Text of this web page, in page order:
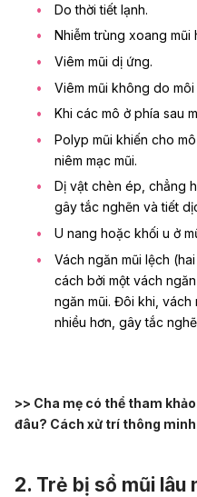
Do thời tiết lạnh.
Nhiễm trùng xoang mũi
Viêm mũi dị ứng.
Viêm mũi không do
Khi các mô ở phía sau
Polyp mũi khiến cho
niêm mạc mũi.
Dị vật chèn ép, chẳng
gây tắc nghẽn và tiết
U nang hoặc khối u ở
Vách ngăn mũi lệch
cách bởi một vách
ngăn mũi. Đôi khi,
nhiều hơn, gây tắc
>> Cha mẹ có thể tham
đâu? Cách xử trí thông
2. Trẻ bị sổ mũi lâu